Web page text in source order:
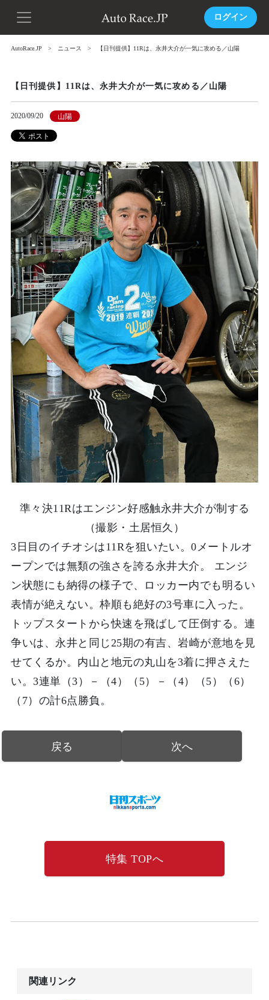
ログイン
AutoRace.JP ニュース 【日刊提供】11Rは、永井大介が一気に攻める／山陽
【日刊提供】11Rは、永井大介が一気に攻める／山陽
2020/09/20 山陽
準々決11Rはエンジン好感触永井大介が制する
（撮影・土居恒久）
3日目のイチオシは11Rを狙いたい。0メートルオ
ープンでは無類の強さを誇る永井大介。 エンジ
ン状態にも納得の様子で、ロッカー内でも明るい
表情が絶えない。枠順も絶好の3号車に入った。
トップスタートから快速を飛ばして圧倒する。連
争いは、永井と同じ25期の有吉、岩崎が意地を見
せてくるか。内山と地元の丸山を3着に押さえた
い。3連単（3）－（4）（5）－（4）（5）（6）
（7）の計6点勝負。
戻る 次へ
特集 TOPへ
関連リンク